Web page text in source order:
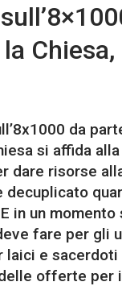
da
si affida
dare risorse
decuplicato
in un
fare per gli
laici e sacerdoti
offerte per